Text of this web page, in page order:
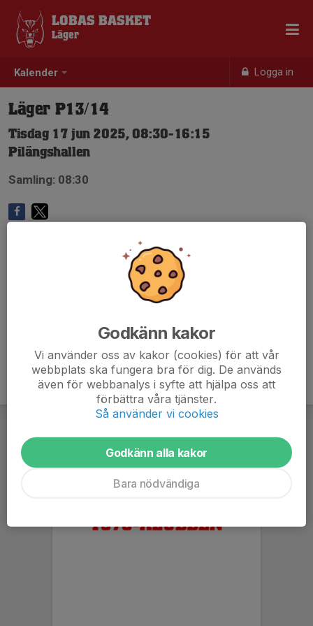
Kalender Logga in
LOBAS BASKET
Läger
Läger P13/14
Tisdag 17 jun 2025, 08:30-16:15
Pilängshallen
Samling: 08:30
Godkänn kakor
Vi använder oss av kakor (cookies) för att vår
webbplats ska fungera bra för dig. De används
även för webbanalys i syfte att hjälpa oss att
förbättra våra tjänster.
Så använder vi cookies
Godkänn alla kakor
Bara nödvändiga